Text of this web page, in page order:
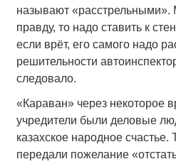
называют «расстрельными».
правду, то надо ставить к
если врёт, его самого надо
решительности
следовало.
«Караван» через некоторое
учредители были деловые
казахское народное
передали пожелание